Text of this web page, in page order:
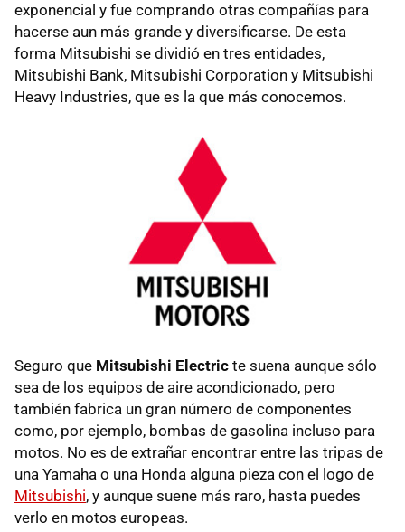
exponencial y fue comprando otras compañías para
hacerse aun más grande y diversificarse. De esta
forma Mitsubishi se dividió en tres entidades,
Mitsubishi Bank, Mitsubishi Corporation y Mitsubishi
Heavy Industries, que es la que más conocemos.
Seguro que Mitsubishi Electric te suena aunque sólo
sea de los equipos de aire acondicionado, pero
también fabrica un gran número de componentes
como, por ejemplo, bombas de gasolina incluso para
motos. No es de extrañar encontrar entre las tripas de
una Yamaha o una Honda alguna pieza con el logo de
Mitsubishi, y aunque suene más raro, hasta puedes
verlo en motos europeas.